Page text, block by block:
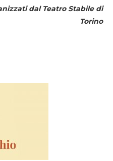
dal Teatro Stabile di
Torino